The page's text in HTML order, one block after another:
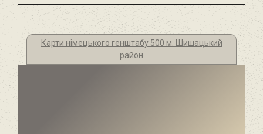
Карти німецького генштабу 500 м. Шишацький
район